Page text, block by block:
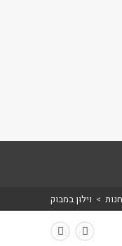
חנות > וילון במבוק